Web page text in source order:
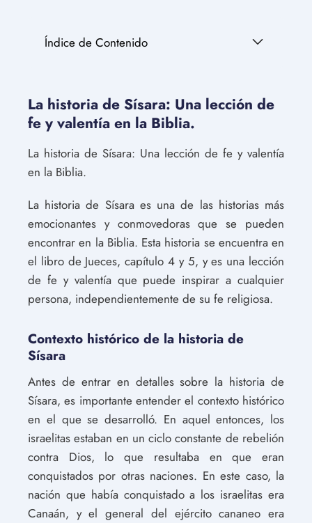
Índice de Contenido
La historia de Sísara: Una lección de
fe y valentía en la Biblia.
La historia de Sísara: Una lección de fe y valentía
en la Biblia.
La historia de Sísara es una de las historias más
emocionantes y conmovedoras que se pueden
encontrar en la Biblia. Esta historia se encuentra en
el libro de Jueces, capítulo 4 y 5, y es una lección
de fe y valentía que puede inspirar a cualquier
persona, independientemente de su fe religiosa.
Contexto histórico de la historia de
Sísara
Antes de entrar en detalles sobre la historia de
Sísara, es importante entender el contexto histórico
en el que se desarrolló. En aquel entonces, los
israelitas estaban en un ciclo constante de rebelión
contra Dios, lo que resultaba en que eran
conquistados por otras naciones. En este caso, la
nación que había conquistado a los israelitas era
Canaán, y el general del ejército cananeo era